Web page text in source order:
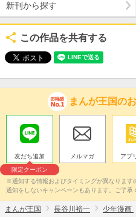
新刊から探す
この作品を共有する
まんが王国の
友だち追加
限定クーポン
メルマガ アプ
※通知する情報およびタイミングが異なりま
通知をしないキャンペーンもあります。ご了承
まんが王国 長谷川裕一 少年漫画